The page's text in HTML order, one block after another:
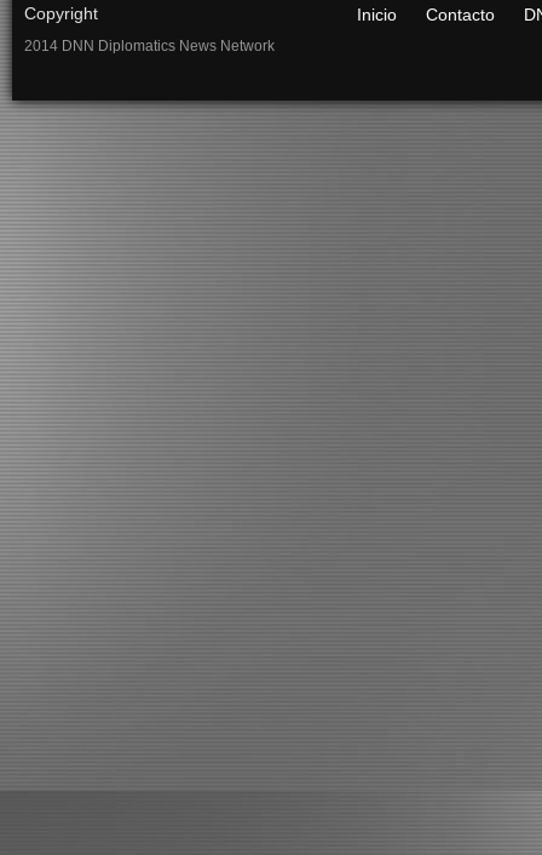
Copyright
2014 DNN Diplomatics News Network
Inicio Contacto